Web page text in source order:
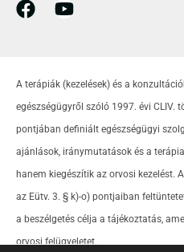
A terápiák (kezelések) és a
egészségügyről szóló 1997. évi CLIV.
pontjában definiált egészségügyi
ajánlások, iránymutatások és a
hanem kiegészítik az orvosi
az Eütv. 3. § k)-o) pontjaiban
a beszélgetés célja a tájékoztatás,
orvosi felügyeletet.